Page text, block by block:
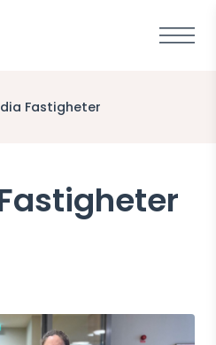
Meny
Fastigheter